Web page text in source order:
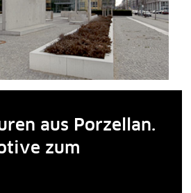
aus Porzellan.
zum